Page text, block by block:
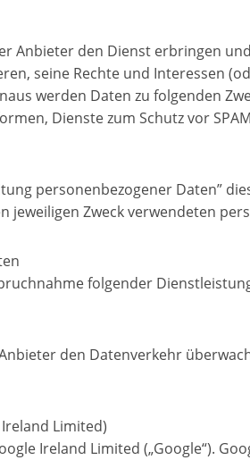
Anbieter den Dienst erbringen
seine Rechte und Interessen
werden Daten zu folgenden
Dienste zum Schutz vor
personenbezogener Daten”
Zweck verwendeten
folgender
den Datenverkehr
Limited)
Ireland Limited („Google“).